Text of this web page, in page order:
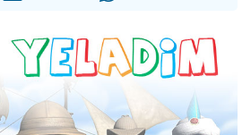
30 personnes viennent de faire un don pour Sauvez la jambe de Yohan
Il reste 49 places pour étudier en groupe sur Zoom
12 nouvelles musiques dans Torah-Box Music
29 personnes viennent de demander une bénédiction